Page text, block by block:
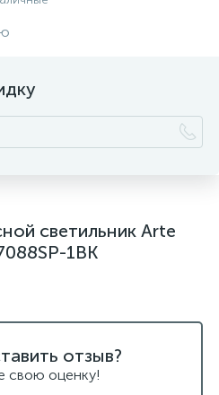
Light
светильник Arte
1BK
отзыв?
свою оценку!